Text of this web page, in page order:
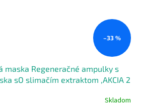
–33 %
maska Regeneračné ampulky s
sO slimačím extraktom ,AKCIA 2
Skladom